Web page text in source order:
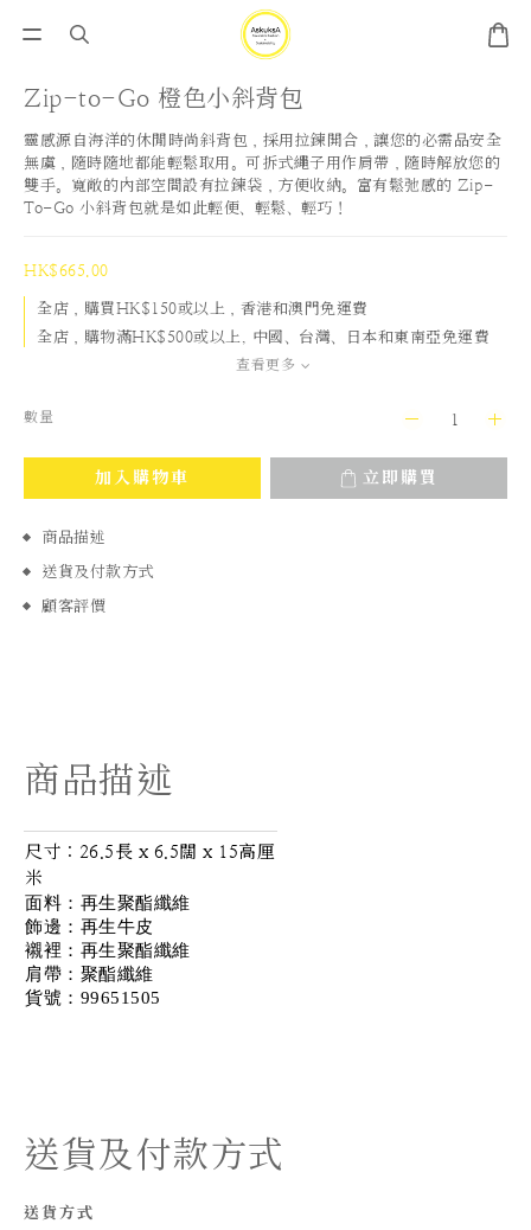
Zip-to-Go 橙色小斜背包
靈感源自海洋的休閒時尚斜背包，採用拉鍊開合，讓您的必需品安全
無虞，隨時隨地都能輕鬆取用。可拆式繩子用作肩帶，隨時解放您的
雙手。寬敞的內部空間設有拉鍊袋，方便收納。富有鬆弛感的 Zip-
To-Go 小斜背包就是如此輕便、輕鬆、輕巧！
HK$665.00
全店，購買HK$150或以上，香港和澳門免運費
全店，購物滿HK$500或以上, 中國、台灣、日本和東南亞免運費
查看更多
數量
加入購物車 立即購買
商品描述
送貨及付款方式
顧客評價
商品描述
尺寸：26.5長 x 6.5闊 x 15高厘
米
面料：再生聚酯纖維
飾邊：再生牛皮
襯裡：再生聚酯纖維
肩帶：聚酯纖維
貨號：99651505
送貨及付款方式
送貨方式